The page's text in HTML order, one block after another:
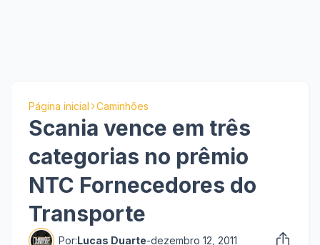
Página inicial Caminhões
Scania vence em três
categorias no prêmio
NTC Fornecedores do
Transporte
Por:Lucas Duarte-dezembro 12, 2011